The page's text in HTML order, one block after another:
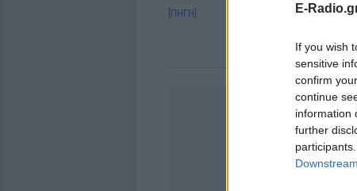
E-
If you wish
sensitive
confirm
continue
information
further
[ΠΗΓΗ]